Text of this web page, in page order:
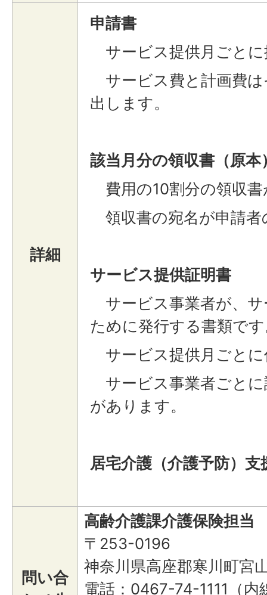
詳細
申請書
サービス提供月ごとに
サービス費と計画費
出します。
該当月分の領収書（原本
費用の10割分の領収書
領収書の宛名が申請者
サービス提供証明書
サービス事業者が、
ために発行する書類で
サービス提供月ごと
サービス事業者ごと
があります。
居宅介護（介護予防）支
問い合
高齢介護課介護保険担当
〒253-0196
神奈川県高座郡寒川町宮
電話：0467-74-1111（内